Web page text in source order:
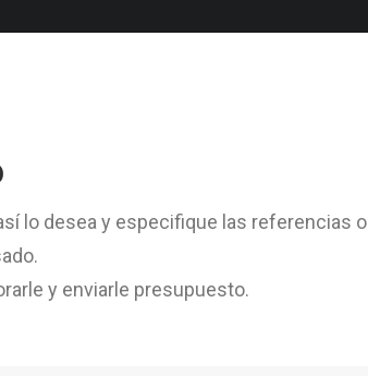
lo desea y especifique las referencias o
y enviarle presupuesto.